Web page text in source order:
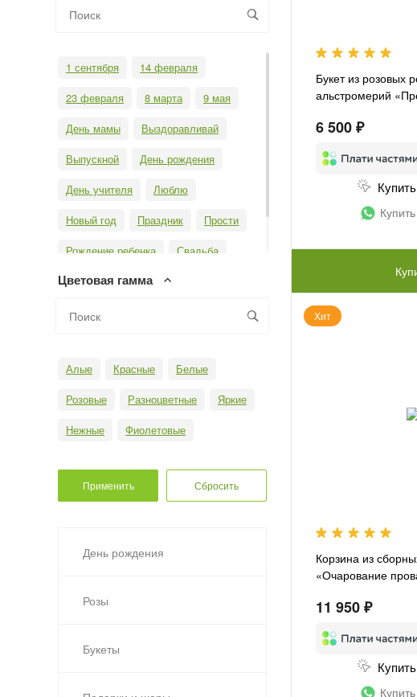
1 сентября
14 февраля
23 февраля
8 марта
9 мая
День мамы
Выздоравливай
Выпускной
День рождения
День учителя
Люблю
Новый год
Праздник
Прости
Рождение ребенка
Свадьба
Юбилей
Цветовая гамма
Алые Красные
Белые
Розовые
Разноцветные
Яркие
Нежные
Фиолетовые
День рождения
Розы
Букеты
Букет из розовых
альстромерий
6 500 ₽
Хит
Корзина из
«Очарование
11 950 ₽